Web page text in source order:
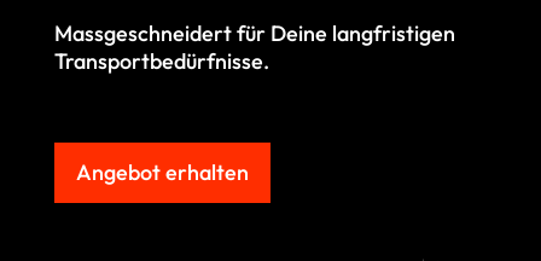
Massgeschneidert für Deine langfristigen
Transportbedürfnisse.
Angebot erhalten